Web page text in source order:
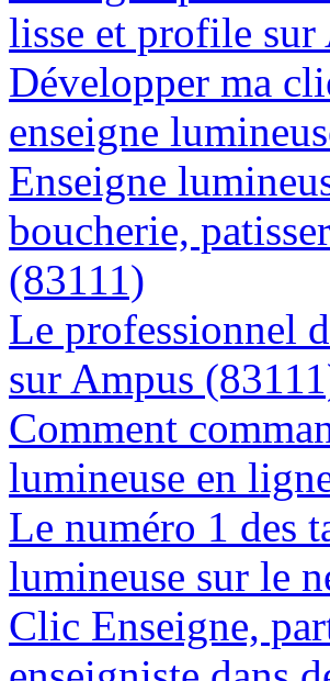
lisse et profile
Développer ma
enseigne
Enseigne
boucherie,
(83111)
Le professionnel
sur Ampus
Comment
lumineuse en
Le numéro 1 des
lumineuse sur le
Clic Enseigne,